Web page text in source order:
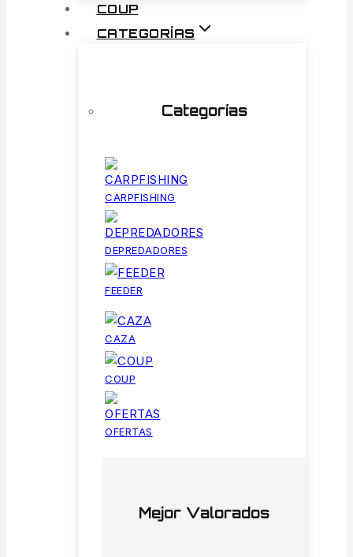
COUP
CATEGORÍAS
Categorías
CARPFISHING
DEPREDADORES
FEEDER
CAZA
COUP
OFERTAS
Mejor Valorados